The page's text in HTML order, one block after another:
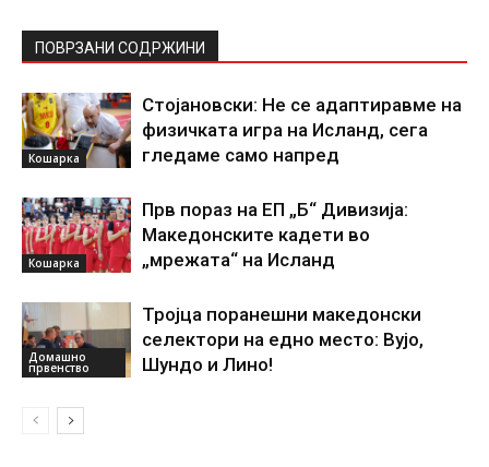
ПОВРЗАНИ СОДРЖИНИ
Кошарка
Стојановски: Не се адаптиравме на
физичката игра на Исланд, сега
гледаме само напред
Кошарка
Прв пораз на ЕП „Б“ Дивизија:
Македонските кадети во
„мрежата“ на Исланд
Домашно
првенство
Тројца поранешни македонски
селектори на едно место: Вујо,
Шундо и Лино!